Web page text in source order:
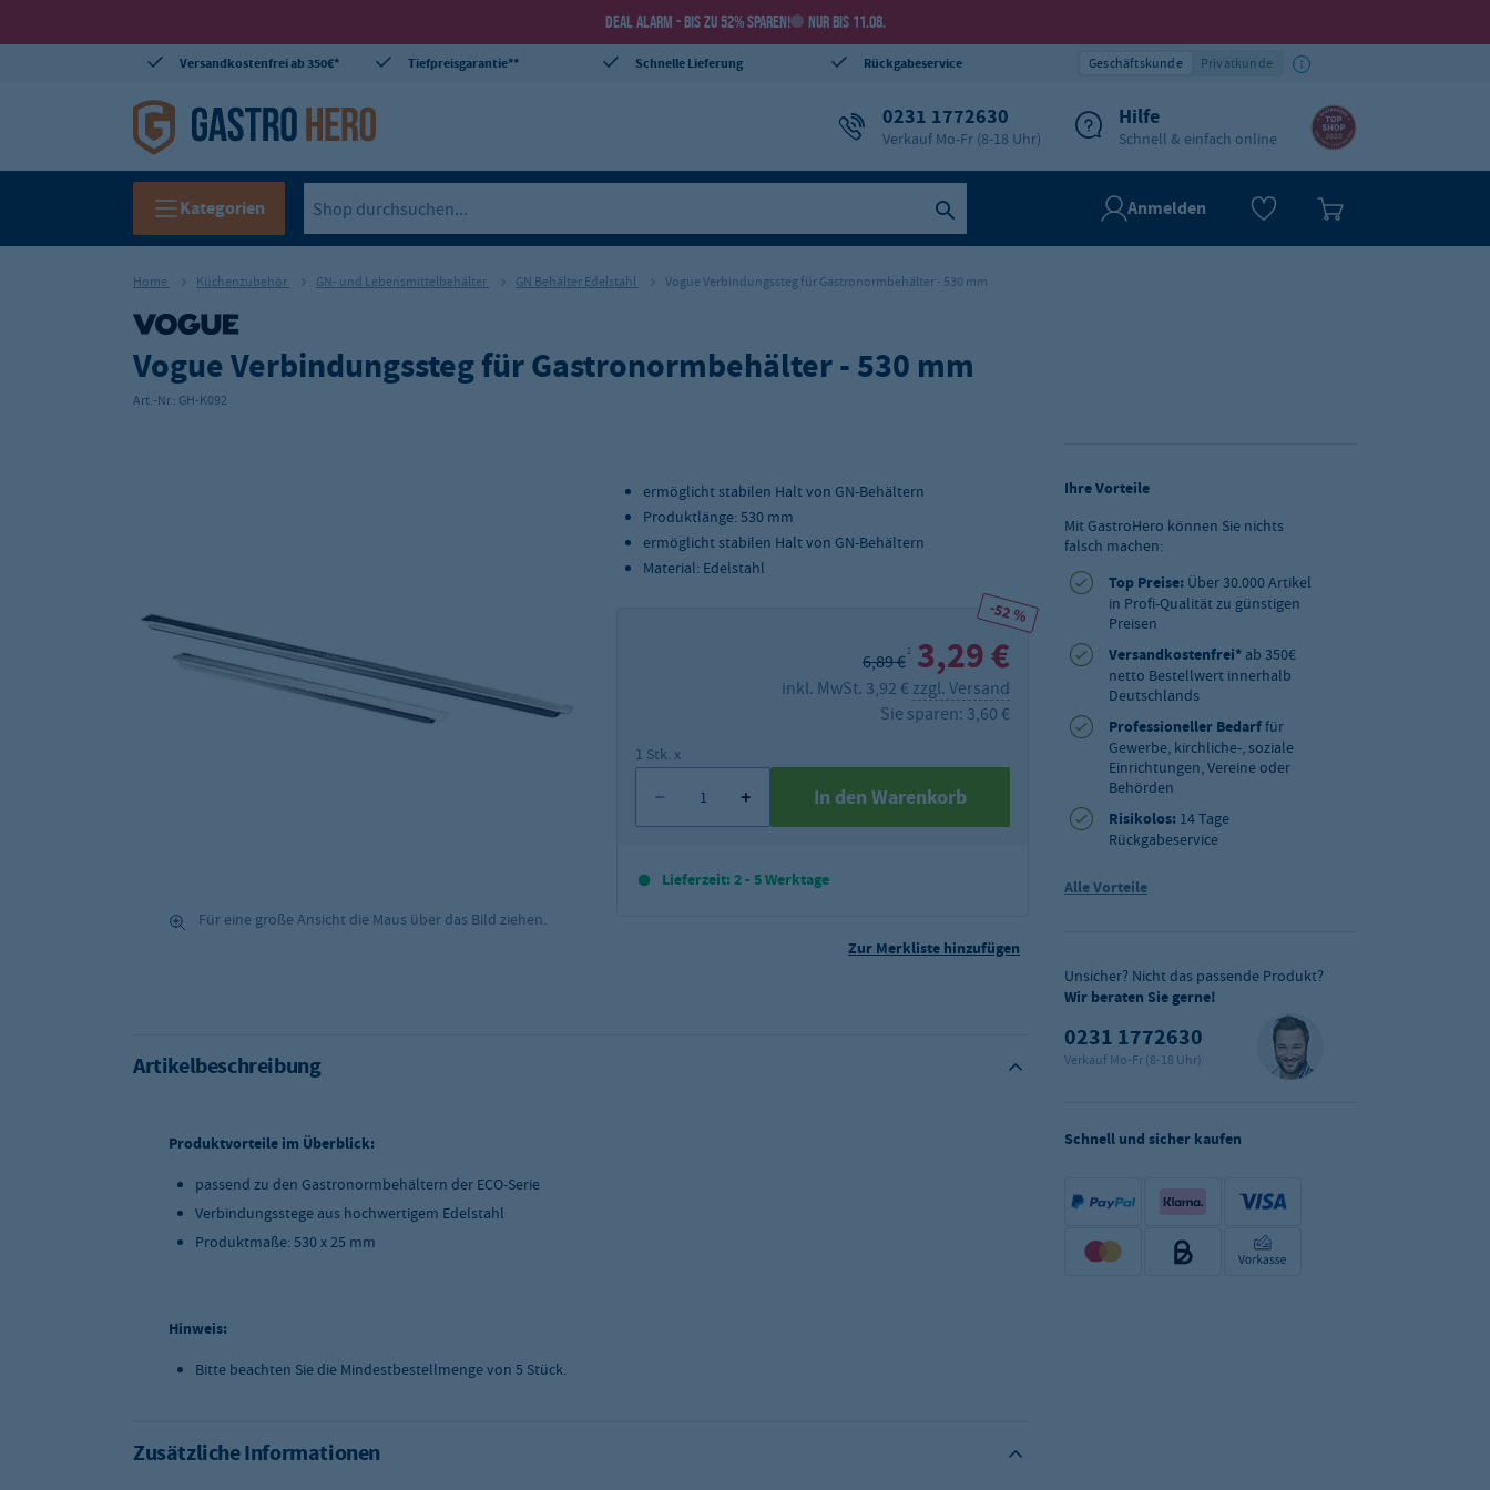
DEAL ALARM - BIS ZU 52% SPAREN! NUR BIS 11.08.
Versandkostenfrei ab 350€* Tiefpreisgarantie** Schnelle Lieferung Rückgabeservice Geschäftskunde Privatkunde
0231 1772630
Verkauf Mo-Fr (8-18 Uhr)
Hilfe
Schnell & einfach online
Kategorien Anmelden
Home Küchenzubehör GN- und Lebensmittelbehälter GN Behälter Edelstahl Vogue Verbindungssteg für Gastronormbehälter - 530 mm
Vogue Verbindungssteg für Gastronormbehälter - 530 mm
Art.-Nr.: GH-K092
Für eine große Ansicht die Maus über das Bild ziehen.
ermöglicht stabilen Halt von GN-Behältern
Produktlänge: 530 mm
ermöglicht stabilen Halt von GN-Behältern
Material: Edelstahl
-52 %
6,89 €2 3,29 €
inkl. MwSt. 3,92 € zzgl. Versand
Sie sparen: 3,60 €
1 Stk. x
In den Warenkorb
Lieferzeit: 2 - 5 Werktage
Zur Merkliste hinzufügen
Artikelbeschreibung
Produktvorteile im Überblick:
passend zu den Gastronormbehältern der ECO-Serie
Verbindungsstege aus hochwertigem Edelstahl
Produktmaße: 530 x 25 mm
Hinweis:
Bitte beachten Sie die Mindestbestellmenge von 5 Stück.
Zusätzliche Informationen
Ihre Vorteile
Mit GastroHero können Sie nichts
falsch machen:
Top Preise: Über 30.000 Artikel
in Profi-Qualität zu günstigen
Preisen
Versandkostenfrei* ab 350€
netto Bestellwert innerhalb
Deutschlands
Professioneller Bedarffür
Gewerbe, kirchliche-, soziale
Einrichtungen, Vereine oder
Behörden
Risikolos: 14 Tage
Rückgabeservice
Alle Vorteile
Unsicher? Nicht das passende Produkt?
Wir beraten Sie gerne!
0231 1772630
Verkauf Mo-Fr (8-18 Uhr)
Schnell und sicher kaufen